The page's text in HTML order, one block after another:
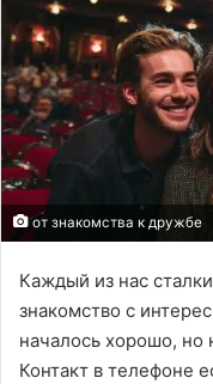
от знакомства к дружбе
Каждый из нас
знакомство с
началось хорошо, но
Контакт в телефоне